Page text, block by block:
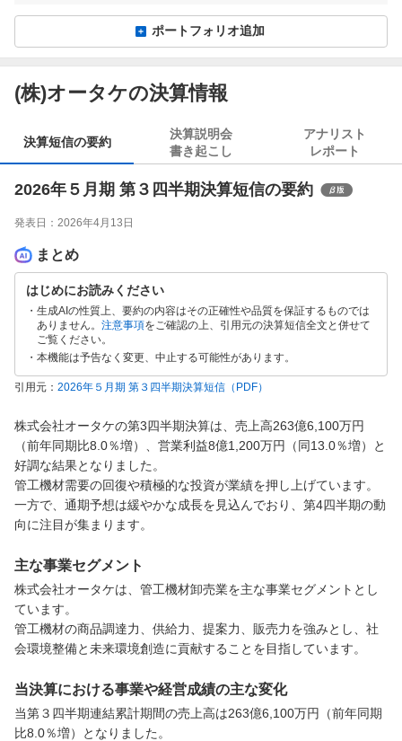
ポートフォリオ追加
(株)オータケの決算情報
決算短信の要約
決算説明会
書き起こし
アナリスト
レポート
2026年５月期 第３四半期決算短信の要約
発表日： 2026年4月13日
まとめ
はじめにお読みください
生成AIの性質上、要約の内容はその正確性や品質を保証するものでは
ありません。 注意事項をご確認の上、引用元の決算短信全文と併せて
ご覧ください。
本機能は予告なく変更、中止する可能性があります。
引用元： 2026年５月期 第３四半期決算短信 （PDF）
株式会社オータケの第3四半期決算は、売上高263億6,100万円
（前年同期比8.0％増）、営業利益8億1,200万円（同13.0％増）と
好調な結果となりました。
管工機材需要の回復や積極的な投資が業績を押し上げています。
一方で、通期予想は緩やかな成長を見込んでおり、第4四半期の動
向に注目が集まります。
主な事業セグメント
株式会社オータケは、管工機材卸売業を主な事業セグメントとし
ています。
管工機材の商品調達力、供給力、提案力、販売力を強みとし、社
会環境整備と未来環境創造に貢献することを目指しています。
当決算における事業や経営成績の主な変化
当第３四半期連結累計期間の売上高は263億6,100万円（前年同期
比8.0％増）となりました。